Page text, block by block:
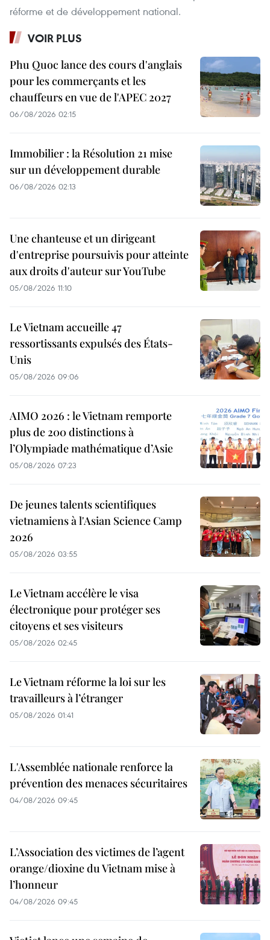
réforme et de développement national.
VOIR PLUS
Phu Quoc lance des cours d'anglais
pour les commerçants et les
chauffeurs en vue de l'APEC 2027
06/08/2026 02:15
Immobilier : la Résolution 21 mise
sur un développement durable
06/08/2026 02:13
Une chanteuse et un dirigeant
d'entreprise poursuivis pour atteinte
aux droits d'auteur sur YouTube
05/08/2026 11:10
Le Vietnam accueille 47
ressortissants expulsés des États-
Unis
05/08/2026 09:06
AIMO 2026 : le Vietnam remporte
plus de 200 distinctions à
l’Olympiade mathématique d’Asie
05/08/2026 07:23
De jeunes talents scientifiques
vietnamiens à l'Asian Science Camp
2026
05/08/2026 03:55
Le Vietnam accélère le visa
électronique pour protéger ses
citoyens et ses visiteurs
05/08/2026 02:45
Le Vietnam réforme la loi sur les
travailleurs à l’étranger
05/08/2026 01:41
L'Assemblée nationale renforce la
prévention des menaces sécuritaires
04/08/2026 09:45
L’Association des victimes de l’agent
orange/dioxine du Vietnam mise à
l’honneur
04/08/2026 09:45